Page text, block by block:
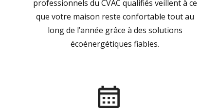
professionnels du CVAC qualifiés veillent à ce
que votre maison reste confortable tout au
long de l’année grâce à des solutions
écoénergétiques fiables.